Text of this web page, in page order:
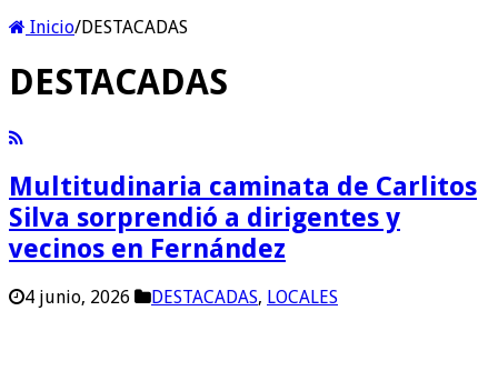
Inicio/DESTACADAS
DESTACADAS
Multitudinaria caminata de Carlitos
Silva sorprendió a dirigentes y
vecinos en Fernández
4 junio, 2026 DESTACADAS, LOCALES